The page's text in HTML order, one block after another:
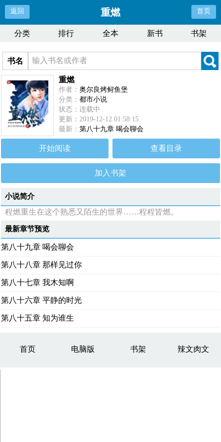
返回 重燃 首页
分类 排行 全本 新书 书架
书名
重燃
作者：奥尔良烤鲟鱼堡
分类：都市小说
状态：连载中
更新：2019-12-12 01:58:15
最新：第八十九章 喝会聊会
开始阅读 查看目录
加入书架
小说简介
程燃重生在这个熟悉又陌生的世界……程程皆燃。
最新章节预览
第八十九章 喝会聊会
第八十八章 那样见过你
第八十七章 我木知啊
第八十六章 平静的时光
第八十五章 知为谁生
首页 电脑版 书架 辣文肉文